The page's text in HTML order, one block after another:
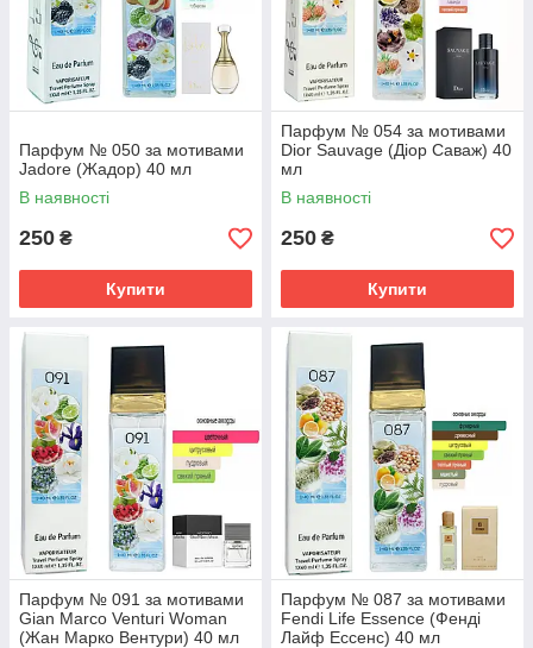
Парфум № 050 за мотивами
Jadore (Жадор) 40 мл
В наявності
250 ₴
Купити
Парфум № 054 за мотивами
Dior Sauvage (Діор Саваж) 40
мл
В наявності
250 ₴
Купити
Парфум № 091 за мотивами
Gian Marco Venturi Woman
(Жан Марко Вентури) 40 мл
Парфум № 087 за мотивами
Fendi Life Essence (Фенді
Лайф Ессенс) 40 мл